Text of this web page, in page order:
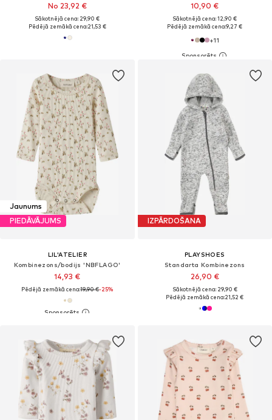
No 23,92 €
Sākotnējā cena: 29,90 €
Pēdējā zemākā cena:21,53 €
10,90 €
Sākotnējā cena: 12,90 €
Pēdējā zemākā cena:9,27 €
+11
Jaunums
PIEDĀVĀJUMS
LIL'ATELIER
Kombinezons/bodijs 'NBFLAGO'
14,93 €
Pēdējā zemākā cena:19,90 €-25%
IZPĀRDOŠANA
PLAYSHOES
Standarta Kombinezons
26,90 €
Sākotnējā cena: 29,90 €
Pēdējā zemākā cena:21,52 €